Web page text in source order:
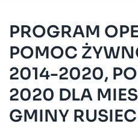
PROGRAM
POMOC
2014-2020,
2020 DLA
GMINY RUSIEC